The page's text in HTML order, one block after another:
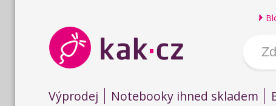
Výprodej Notebooky ihned skladem